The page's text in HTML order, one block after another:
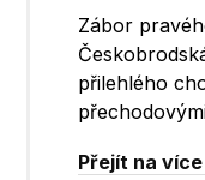
Zábor
přilehlého
Přejít na